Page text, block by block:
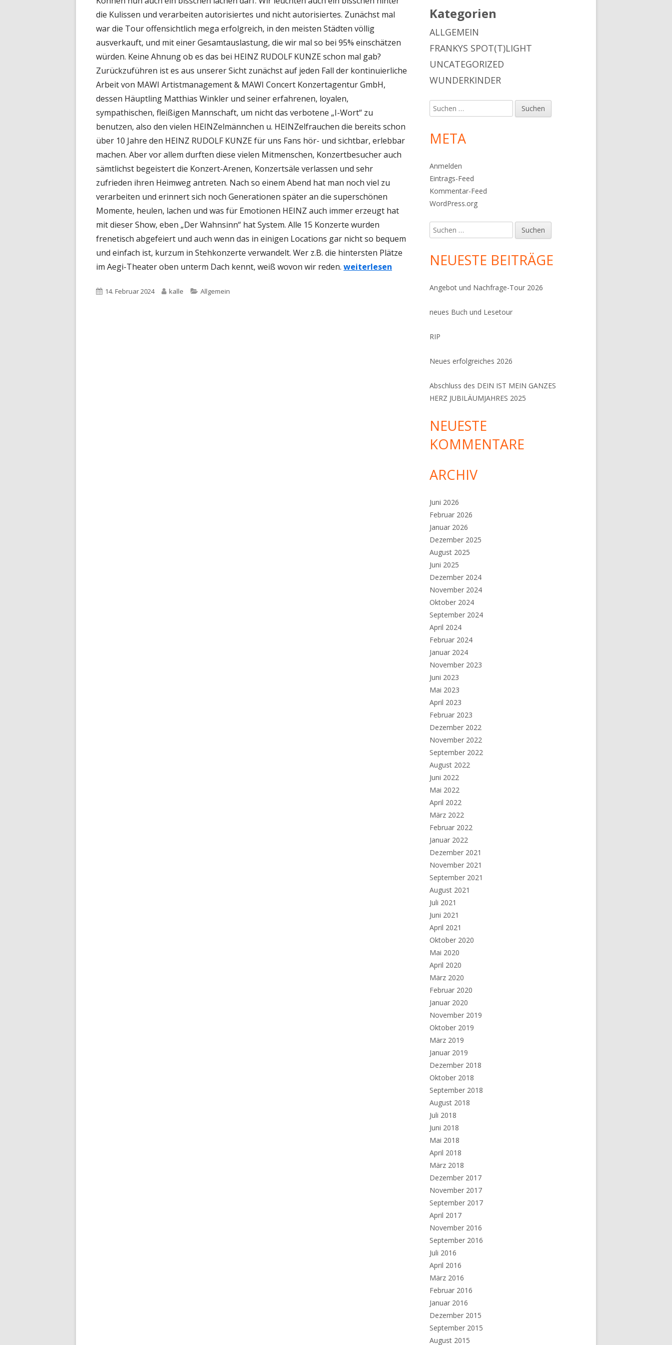
die Kulissen und verarbeiten autorisiertes und nicht autorisiertes. Zunächst mal
war die Tour offensichtlich mega erfolgreich, in den meisten Städten völlig
ausverkauft, und mit einer Gesamtauslastung, die wir mal so bei 95% einschätzen
würden. Keine Ahnung ob es das bei HEINZ RUDOLF KUNZE schon mal gab?
Zurückzuführen ist es aus unserer Sicht zunächst auf jeden Fall der kontinuierliche
Arbeit von MAWI Artistmanagement & MAWI Concert Konzertagentur GmbH,
dessen Häuptling Matthias Winkler und seiner erfahrenen, loyalen,
sympathischen, fleißigen Mannschaft, um nicht das verbotene „I-Wort“ zu
benutzen, also den vielen HEINZelmännchen u. HEINZelfrauchen die bereits schon
über 10 Jahre den HEINZ RUDOLF KUNZE für uns Fans hör- und sichtbar, erlebbar
machen. Aber vor allem durften diese vielen Mitmenschen, Konzertbesucher auch
sämtlichst begeistert die Konzert-Arenen, Konzertsäle verlassen und sehr
zufrieden ihren Heimweg antreten. Nach so einem Abend hat man noch viel zu
verarbeiten und erinnert sich noch Generationen später an die superschönen
Momente, heulen, lachen und was für Emotionen HEINZ auch immer erzeugt hat
mit dieser Show, eben „Der Wahnsinn“ hat System. Alle 15 Konzerte wurden
frenetisch abgefeiert und auch wenn das in einigen Locations gar nicht so bequem
und einfach ist, kurzum in Stehkonzerte verwandelt. Wer z.B. die hintersten Plätze
im Aegi-Theater oben unterm Dach kennt, weiß wovon wir reden. weiterlesen
Veröffentlicht
14. Februar 2024 Autor
kalle Kategorien
Allgemein
Kategorien
ALLGEMEIN
FRANKYS SPOT(T)LIGHT
UNCATEGORIZED
WUNDERKINDER
Suchen
nach:
META
Anmelden
Eintrags-Feed
Kommentar-Feed
WordPress.org
Suchen
nach:
NEUESTE BEITRÄGE
Angebot und Nachfrage-Tour 2026
neues Buch und Lesetour
RIP
Neues erfolgreiches 2026
Abschluss des DEIN IST MEIN GANZES
HERZ JUBILÄUMJAHRES 2025
NEUESTE
KOMMENTARE
ARCHIV
Juni 2026
Februar 2026
Januar 2026
Dezember 2025
August 2025
Juni 2025
Dezember 2024
November 2024
Oktober 2024
September 2024
April 2024
Februar 2024
Januar 2024
November 2023
Juni 2023
Mai 2023
April 2023
Februar 2023
Dezember 2022
November 2022
September 2022
August 2022
Juni 2022
Mai 2022
April 2022
März 2022
Februar 2022
Januar 2022
Dezember 2021
November 2021
September 2021
August 2021
Juli 2021
Juni 2021
April 2021
Oktober 2020
Mai 2020
April 2020
März 2020
Februar 2020
Januar 2020
November 2019
Oktober 2019
März 2019
Januar 2019
Dezember 2018
Oktober 2018
September 2018
August 2018
Juli 2018
Juni 2018
Mai 2018
April 2018
März 2018
Dezember 2017
November 2017
September 2017
April 2017
November 2016
September 2016
Juli 2016
April 2016
März 2016
Februar 2016
Januar 2016
Dezember 2015
September 2015
August 2015